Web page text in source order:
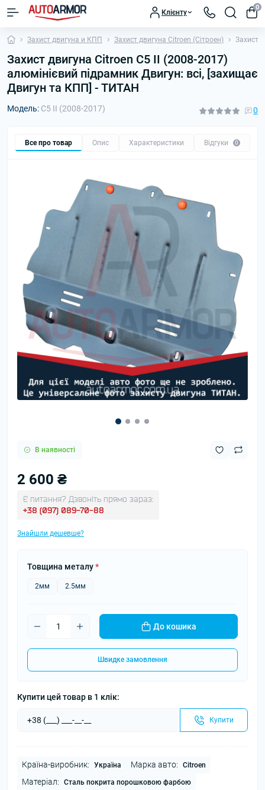
Клієнту
0
Захист двигуна и КПП Захист двигуна Citroen (Сітроен) Захист
Захист двигуна Citroen C5 II (2008-2017)
алюмінієвий підрамник Двигун: всі, [захищає
Двигун та КПП] - ТИТАН
Модель: C5 II (2008-2017) 0
Все про товар Опис Характеристики Відгуки 0
В наявності
2 600 ₴
Є питання? Дзвоніть прямо зараз:
+38 (097) 089-70-88
Знайшли дешевше?
Товщина металу*
2мм 2.5мм
До кошика
Швидке замовлення
Купити цей товар в 1 клік:
Купити
Країна-виробник: Україна Марка авто: Citroen
Матеріал: Сталь покрита порошковою фарбою